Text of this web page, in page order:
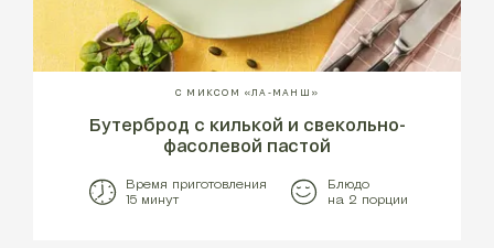
С МИКСОМ «ЛА-МАНШ»
Бутерброд с килькой и свекольно-
фасолевой пастой
Время приготовления
15 минут
Блюдо
на 2 порции